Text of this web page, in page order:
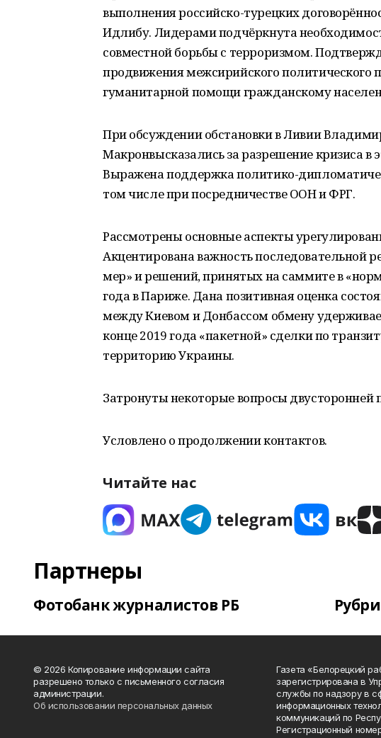
выполнения российско-турецких
Идлибу. Лидерами подчёркнута
совместной борьбы с терроризмом.
продвижения межсирийского политического
гуманитарной помощи гражданскому
При обсуждении обстановки в Ливии
Макронвысказались за разрешение кризиса
Выражена поддержка политико-
том числе при посредничестве ООН и ФРГ.
Рассмотрены основные аспекты
Акцентирована важность последовательной
мер» и решений, принятых на саммите в
года в Париже. Дана позитивная оценка
между Киевом и Донбассом обмену
конце 2019 года «пакетной» сделки по
территорию Украины.
Затронуты некоторые вопросы двусторонней
Условлено о продолжении контактов.
Читайте нас
Партнеры
Фотобанк журналистов РБ
© 2026 Копирование информации сайта
разрешено только с письменного согласия
администрации.
Об использовании персональных данных
Газета «Белорецкий
зарегистрирована в
службы по надзору в
информационных
коммуникаций по
Регистрационный